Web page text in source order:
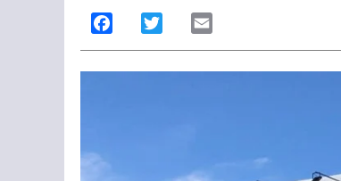
Facebook Twitter